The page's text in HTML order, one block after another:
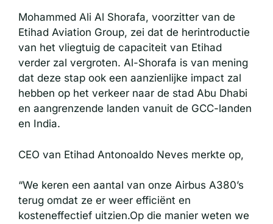
Mohammed Ali Al Shorafa, voorzitter van de
Etihad Aviation Group, zei dat de herintroductie
van het vliegtuig de capaciteit van Etihad
verder zal vergroten. Al-Shorafa is van mening
dat deze stap ook een aanzienlijke impact zal
hebben op het verkeer naar de stad Abu Dhabi
en aangrenzende landen vanuit de GCC-landen
en India.
CEO van Etihad Antonoaldo Neves merkte op,
“We keren een aantal van onze Airbus A380’s
terug omdat ze er weer efficiënt en
kosteneffectief uitzien.Op die manier weten we